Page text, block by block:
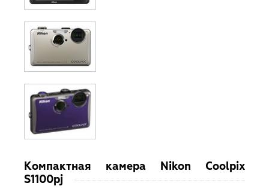
Компактная камера Nikon Coolpix
S1100pj